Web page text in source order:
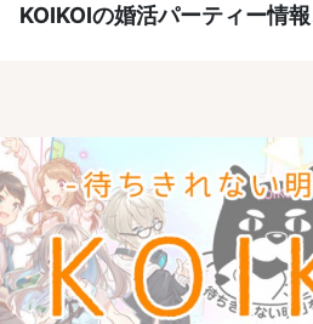
KOIKOIの婚活パーティー情